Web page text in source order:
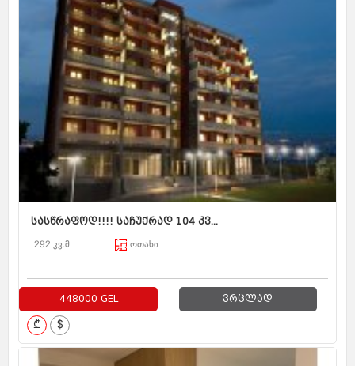
სასწრაფოდ!!!! საჩუქრად 104 კვ...
292 კვ.მ ოთახი
448000 GEL ვრცლად
₾ $